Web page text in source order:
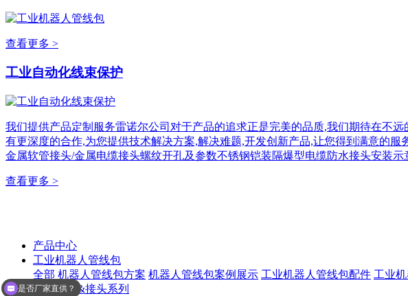
查看更多 >
工业自动化线束保护
我们提供产品定制服务雷诺尔公司对于产品的追求正是完美的品质,我们期待在不远
有更深度的合作,为您提供技术解决方案,解决难题,开发创新产品,让您得到满意的服
金属软管接头/金属电缆接头螺纹开孔及参数不锈钢铠装隔爆型电缆防水接头安装示
查看更多 >
产品中心
工业机器人管线包
全部 机器人管线包方案 机器人管线包案例展示 工业机器人管线包配件 工业
金属软管&接头系列
选型报价联系业务
是否厂家直供？